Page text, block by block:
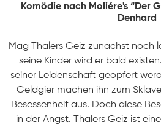
Komödie nach Moliére's “Der
Denhard
Mag Thalers Geiz zunächst noch
seine Kinder wird er bald
seiner Leidenschaft geopfert
Geldgier machen ihn zum
Besessenheit aus. Doch diese
in der Angst. Thalers Geiz ist